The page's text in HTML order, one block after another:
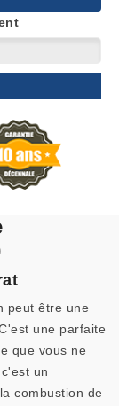
peut être une
une parfaite
que vous ne
un
combustion de